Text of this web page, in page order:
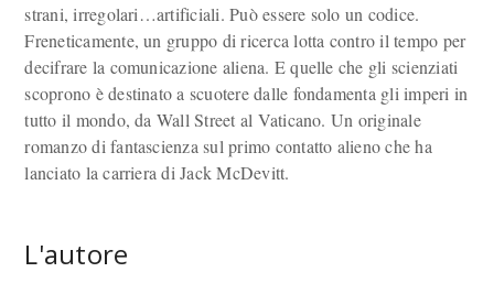
strani, irregolari…artificiali. Può essere solo un codice.
Freneticamente, un gruppo di ricerca lotta contro il tempo per
decifrare la comunicazione aliena. E quelle che gli scienziati
scoprono è destinato a scuotere dalle fondamenta gli imperi in
tutto il mondo, da Wall Street al Vaticano. Un originale
romanzo di fantascienza sul primo contatto alieno che ha
lanciato la carriera di Jack McDevitt.
L'autore